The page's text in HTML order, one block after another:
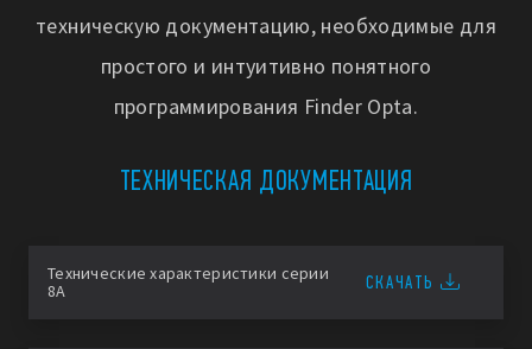
техническую документацию, необходимые для
простого и интуитивно понятного
программирования Finder Opta.
ТЕХНИЧЕСКАЯ ДОКУМЕНТАЦИЯ
Технические характеристики серии
8A
СКАЧАТЬ